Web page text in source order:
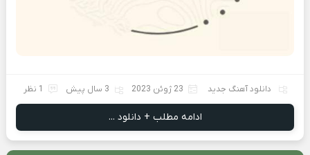
دانلود آهنگ جدید 23 ژوئن 2023 3 سال پیش 1 نظر
ادامه مطلب + دانلود ...